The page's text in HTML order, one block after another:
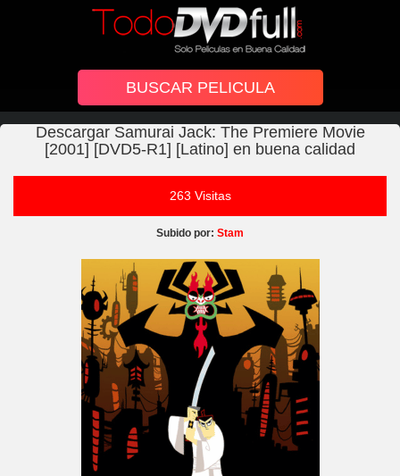
Descargar Samurai Jack: The Premiere Movie
[2001] [DVD5-R1] [Latino] en buena calidad
263 Visitas
Subido por: Stam